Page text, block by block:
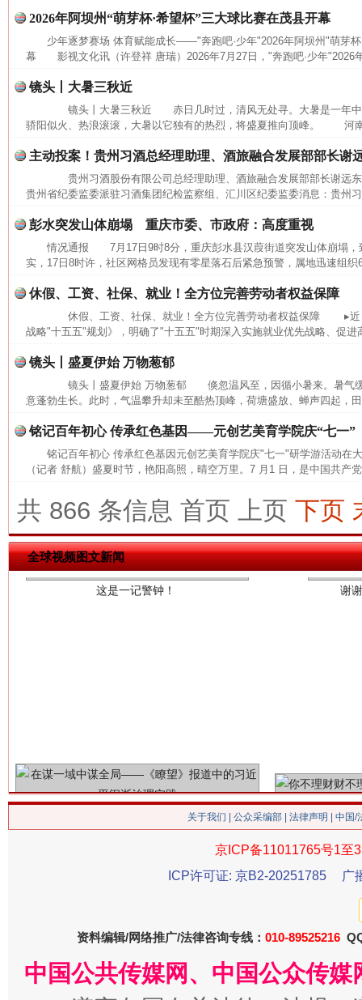
2026年阿坝州“萌芽杯·希望杯”三大球比赛在茂县开幕
少年逐梦赛场 体育赋能成长——"奔跑吧·少年"2026年阿坝州"萌芽
幕 影视文化讯（许登祥 唐瑞）2026年7月27日，"奔跑吧·少年"2026
镜头丨大暑三秋近
镜头丨大暑三秋近 赤日几时过，清风无处寻。大暑是一年中
骄阳似火、热浪滚滚，大暑以它独有的热烈，将盛夏推向顶峰。 河
主动投案！贵州习酒总经理助理、酒旅融合发展部部长谢
贵州习酒股份有限公司总经理助理、酒旅融合发展部部长谢
贵州省纪委监委派驻习酒集团纪检监察组、汇川区纪委监委消息：贵州
彭水突发山体崩塌 重庆市委、市政府：高度重视
情况通报 7月17日9时8分，重庆彭水县汉葭街道突发山体崩塌，
实，17日8时许，社区网格员发现有零星落石后紧急预警，属地迅速组
休假、工资、社保、就业！全方位完善劳动者权益保障
休假、工资、社保、就业！全方位完善劳动者权益保障 ▸近
战略"十五五"规划》，明确了"十五五"时期深入实施就业优先战略、促进
镜头丨盛夏伊始 万物葱郁
镜头丨盛夏伊始 万物葱郁 倏忽温风至，因循小暑来。暑气缓
意蓬勃生长。此时，气温攀升却未至酷热顶峰，荷塘盛放、蝉声四起，
铭记百年初心 传承红色基因——元创艺美育学院庆“七一”
铭记百年初心 传承红色基因元创艺美育学院庆"七一"研学游活动
（记者 舒航）盛夏时节，艳阳高照，晴空万里。7 月1 日，是中国共产
共 866 条信息 首页 上页 下页
全球视频图文新闻
这是一记警钟！ 谢
魏明亮
关于我们 公众采编部 法律声明 | 中国
京ICP备11011765号1至
ICP许可证: 京B2-20251785
广
资料编辑/网络推广/法律咨询专线： 010-89525216
中国公共传媒网、中国公众传